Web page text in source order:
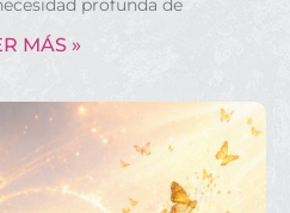
profunda de
MÁS »